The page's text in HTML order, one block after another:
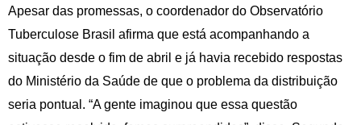
Apesar das promessas, o coordenador do Observatório
Tuberculose Brasil afirma que está acompanhando a
situação desde o fim de abril e já havia recebido respostas
do Ministério da Saúde de que o problema da distribuição
seria pontual. “A gente imaginou que essa questão